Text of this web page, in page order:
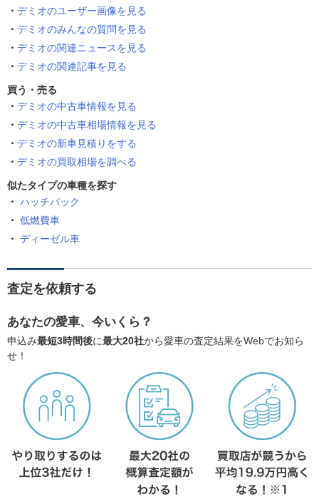
デミオのユーザー画像を見る
デミオのみんなの質問を見る
デミオの関連ニュースを見る
デミオの関連記事を見る
買う・売る
デミオの中古車情報を見る
デミオの中古車相場情報を見る
デミオの新車見積りをする
デミオの買取相場を調べる
似たタイプの車種を探す
ハッチバック
低燃費車
ディーゼル車
査定を依頼する
あなたの愛車、今いくら？
申込み最短3時間後に最大20社から愛車の査定結果をWebでお知ら
せ！